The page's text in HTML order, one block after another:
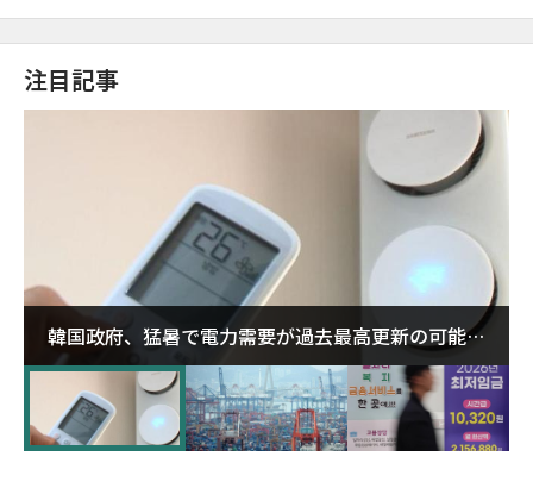
注目記事
韓国政府、猛暑で電力需要が過去最高更新の可能性
に需給対応体制を点検